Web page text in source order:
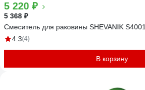
5 220 ₽
5 368 ₽
Смеситель для раковины SHEVANIK S4001
4.3(4)
В корзину